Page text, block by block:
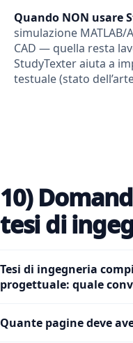
Quando NON usare
simulazione MATLAB/
CAD — quella resta
StudyTexter aiuta a
testuale (stato
10)
tesi di
Tesi di ingegneria
progettuale: quale
Quante pagine deve